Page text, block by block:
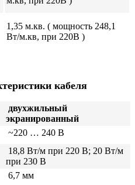
1,35 м.кв. ( мощность 248,1
Вт/м.кв, при 220В )
кабеля
двухжильный
экранированный
~220 … 240 В
18,8 Вт/м при 220 В; 20 Вт/м
при 230 В
6,7 мм